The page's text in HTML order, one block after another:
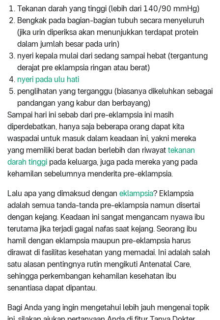
Tekanan darah yang tinggi (lebih dari 140/90 mmHg)
Bengkak pada bagian-bagian tubuh secara menyeluruh
(jika urin diperiksa akan menunjukkan terdapat protein
dalam jumlah besar pada urin)
nyeri kepala mulai dari sedang sampai hebat (tergantung
derajat pre eklampsia ringan atau berat)
nyeri pada ulu hati
penglihatan yang terganggu (biasanya dikeluhkan sebagai
pandangan yang kabur dan berbayang)
Sampai hari ini sebab dari pre-eklampsia ini masih
diperdebatkan, hanya saja beberapa orang dapat kita
waspadai untuk masuk dalam keadaan ini, yakni mereka
yang memiliki berat badan berlebih dan riwayat tekanan
darah tinggi pada keluarga, juga pada mereka yang pada
kehamilan sebelumnya menderita pre-eklampsia.
Lalu apa yang dimaksud dengan eklampsia? Eklampsia
adalah semua tanda-tanda pre-eklampsia namun disertai
dengan kejang. Keadaan ini sangat mengancam nyawa ibu
terutama jika terjadi gagal nafas saat kejang. Seorang ibu
hamil dengan eklampsia maupun pre-eklampsia harus
dirawat di fasilitas kesehatan yang memadai. Ini adalah salah
satu alasan pentingnya rutin mengikuti Antenatal Care,
sehingga perkembangan kehamilan kesehatan ibu
senantiasa dapat dipantau.
Bagi Anda yang ingin mengetahui lebih jauh mengenai topik